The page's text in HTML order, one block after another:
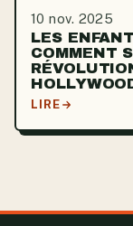
10 nov. 2025
LES
COMMENT
LIRE